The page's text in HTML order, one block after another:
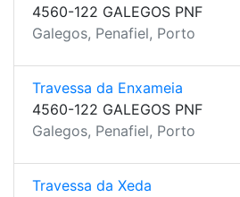
4560-122 GALEGOS PNF
Galegos, Penafiel, Porto
Travessa da Enxameia
4560-122 GALEGOS PNF
Galegos, Penafiel, Porto
Travessa da Xeda